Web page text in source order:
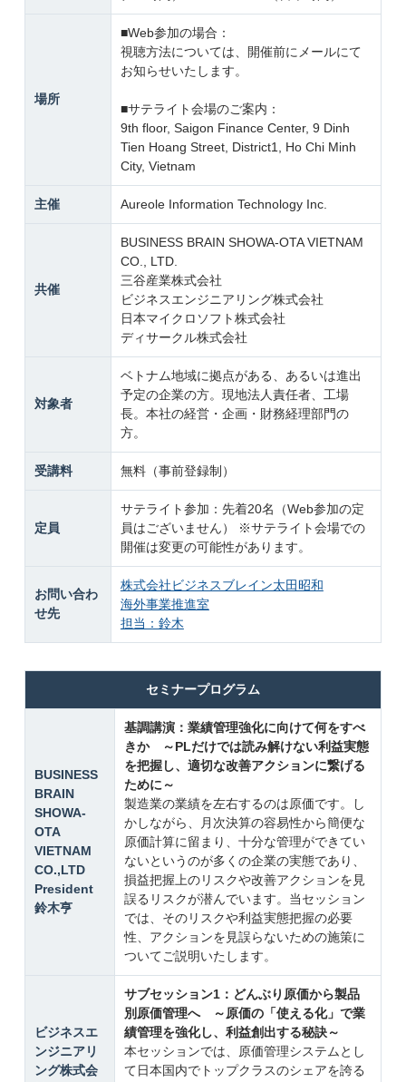
場所
■Web参加の場合：
視聴方法については、開催前にメールにて
お知らせいたします。
■サテライト会場のご案内：
9th floor, Saigon Finance Center, 9 Dinh
Tien Hoang Street, District1, Ho Chi Minh
City, Vietnam
主催 Aureole Information Technology Inc.
共催
BUSINESS BRAIN SHOWA-OTA VIETNAM
CO., LTD.
三谷産業株式会社
ビジネスエンジニアリング株式会社
日本マイクロソフト株式会社
ディサークル株式会社
対象者
ベトナム地域に拠点がある、あるいは進出
予定の企業の方。現地法人責任者、工場
長。本社の経営・企画・財務経理部門の
方。
受講料 無料（事前登録制）
定員
サテライト参加：先着20名（Web参加の定
員はございません） ※サテライト会場での
開催は変更の可能性があります。
お問い合わ
せ先
株式会社ビジネスブレイン太田昭和
海外事業推進室
担当：鈴木
セミナープログラム
BUSINESS
BRAIN
SHOWA-
OTA
VIETNAM
CO.,LTD
President
鈴木亨
基調講演：業績管理強化に向けて何をすべ
きか ～PLだけでは読み解けない利益実態
を把握し、適切な改善アクションに繋げる
ために～
製造業の業績を左右するのは原価です。し
かしながら、月次決算の容易性から簡便な
原価計算に留まり、十分な管理ができてい
ないというのが多くの企業の実態であり、
損益把握上のリスクや改善アクションを見
誤るリスクが潜んでいます。当セッション
では、そのリスクや利益実態把握の必要
性、アクションを見誤らないための施策に
ついてご説明いたします。
ビジネスエ
ンジニアリ
ング株式会
サブセッション1：どんぶり原価から製品
別原価管理へ ～原価の「使える化」で業
績管理を強化し、利益創出する秘訣～
本セッションでは、原価管理システムとし
て日本国内でトップクラスのシェアを誇る